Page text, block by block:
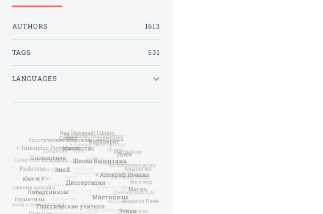
AUTHORS 1613
TAGS 531
LANGUAGES